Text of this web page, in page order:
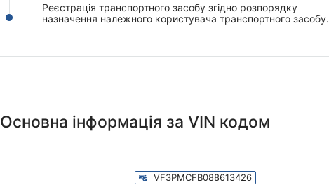
Реєстрація транспортного засобу згідно розпорядку
назначення належного користувача транспортного засобу.
Основна інформація за VIN кодом
VF3PMCFB088613426